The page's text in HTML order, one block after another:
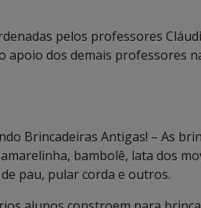
pelos professores
apoio dos demais professores
Brincadeiras Antigas! – As
bambolê, lata dos
pau, pular corda e outros.